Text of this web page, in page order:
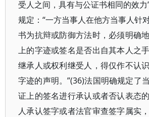
受人之间，具有与公证书相同的效
规定：“一方当事人在他方当事人针
书为抗辩或防御方法时，必须明确
上的字迹或签名是否出自其本人之
继承人或权利继受人，得仅作不认
字迹的声明。”(36)法国明确规定了
证上的签名进行承认或者否认表态
人承认签字或者法官审查签字属实